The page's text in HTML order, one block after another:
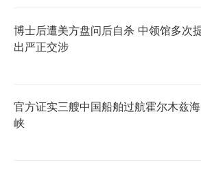
博士后遭美方盘问后自杀 中领馆多次提
出严正交涉
官方证实三艘中国船舶过航霍尔木兹海
峡